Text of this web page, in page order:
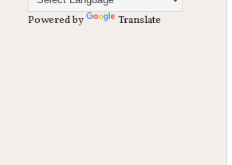
Powered by Translate